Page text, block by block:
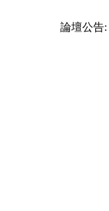
論壇公告: